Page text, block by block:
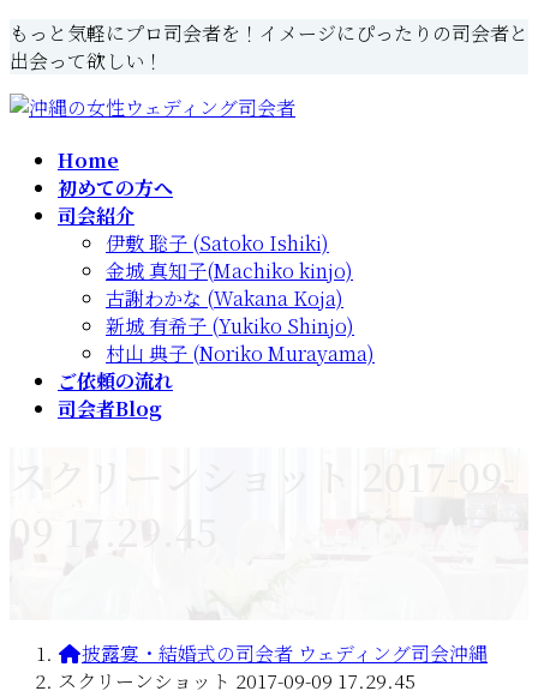
コ
ン
テ
ン
ナ
ビ
ゲ
ー
もっと気軽にプロ司会者を！イメージにぴったりの司会者と
出会って欲しい！
Home
初めての方へ
司会紹介
伊敷 聡子 (Satoko Ishiki)
金城 真知子(Machiko kinjo)
古謝わかな (Wakana Koja)
新城 有希子 (Yukiko Shinjo)
村山 典子 (Noriko Murayama)
ご依頼の流れ
司会者Blog
スクリーンショット 2017-09-
披露宴・結婚式の司会者 ウェディング司会沖縄
スクリーンショット 2017-09-09 17.29.45